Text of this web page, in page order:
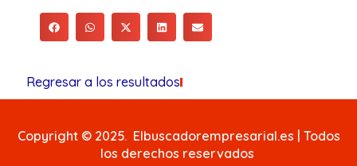
Regresar a los resultados
Copyright © 2025. Elbuscadorempresarial.es | Todos
los derechos reservados